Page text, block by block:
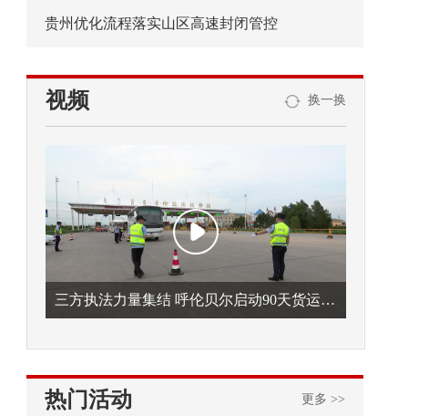
贵州优化流程落实山区高速封闭管控
视频 换一换
三方执法力量集结 呼伦贝尔启动90天货运车辆违法专项整治
热门活动 更多 >>